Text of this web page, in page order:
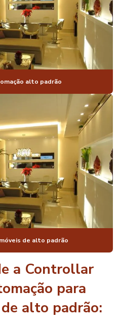
alto padrão
de alto padrão
a Controllar
para
alto padrão: